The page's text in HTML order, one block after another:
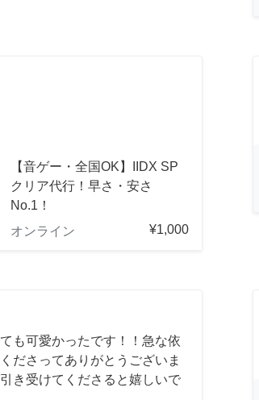
【音ゲー・全国OK】IIDX SP
クリア代行！早さ・安さ
No.1！
オンライン
¥1,000
も可愛かったです！！急な依
ださってありがとうございま
き受けてくださると嬉しいで